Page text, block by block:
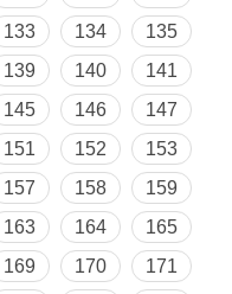
133 134
135
139 140
141
145 146
147
151 152
153
157 158
159
163 164
165
169 170
171